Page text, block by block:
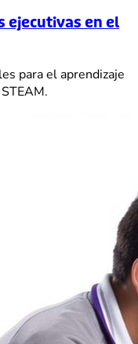
ejecutivas en el
para el aprendizaje